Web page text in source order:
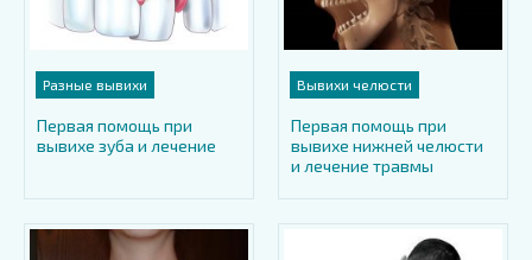
Разные вывихи
Первая помощь при
вывихе зуба и лечение
Вывихи челюсти
Первая помощь при
вывихе нижней челюсти
и лечение травмы